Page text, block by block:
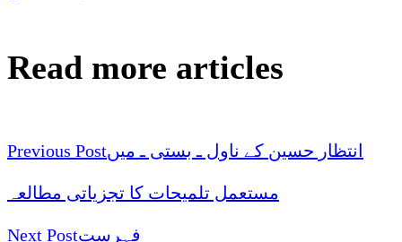
Read more articles
Previous Postانتظار حسین کے ناول ـ بستی ـ میں
مستعمل تلمیحات کا تجزیاتی مطالعہ
Next Postفہرست